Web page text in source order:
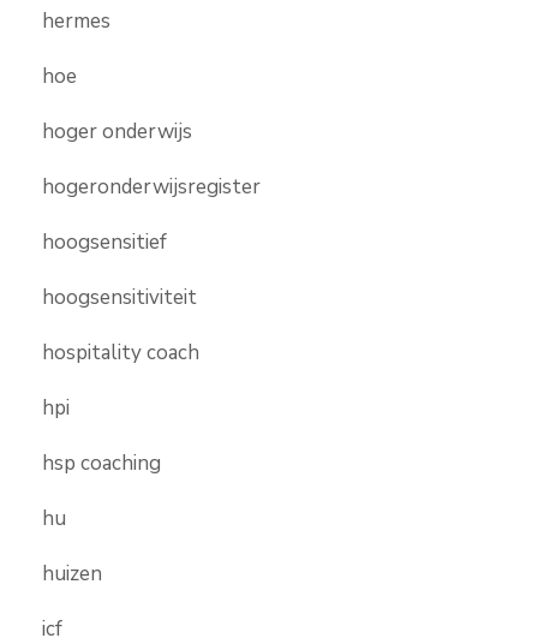
hermes
hoe
hoger onderwijs
hogeronderwijsregister
hoogsensitief
hoogsensitiviteit
hospitality coach
hpi
hsp coaching
hu
huizen
icf